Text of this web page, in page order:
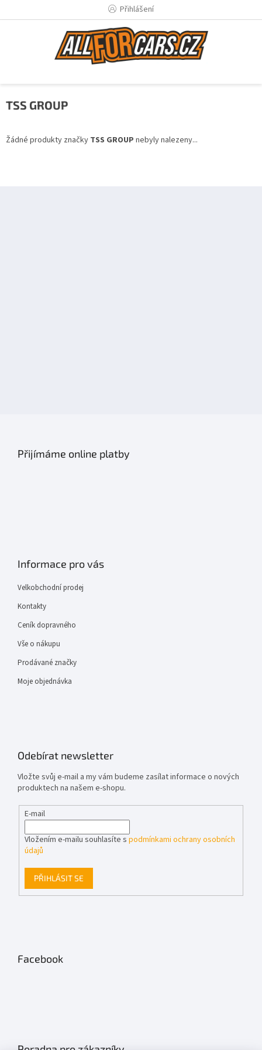
Přihlášení
TSS GROUP
Žádné produkty značky TSS GROUP nebyly nalezeny...
Přijímáme online platby
Informace pro vás
Velkobchodní prodej
Kontakty
Ceník dopravného
Vše o nákupu
Prodávané značky
Moje objednávka
Odebírat newsletter
Vložte svůj e-mail a my vám budeme zasílat informace o nových
produktech na našem e-shopu.
E-mail
Vložením e-mailu souhlasíte s podmínkami ochrany osobních
údajů
PŘIHLÁSIT SE
Facebook